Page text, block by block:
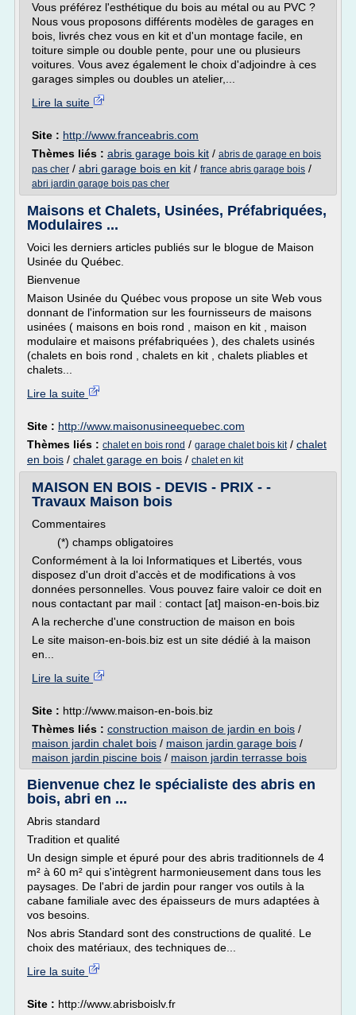
Vous préférez l'esthétique du bois au métal ou au PVC ?
Nous vous proposons différents modèles de garages en
bois, livrés chez vous en kit et d'un montage facile, en
toiture simple ou double pente, pour une ou plusieurs
voitures. Vous avez également le choix d'adjoindre à ces
garages simples ou doubles un atelier,...
Lire la suite
Site : http://www.franceabris.com
Thèmes liés : abris garage bois kit / abris de garage en bois
pas cher / abri garage bois en kit / france abris garage bois /
abri jardin garage bois pas cher
Maisons et Chalets, Usinées, Préfabriquées,
Modulaires ...
Voici les derniers articles publiés sur le blogue de Maison
Usinée du Québec.
Bienvenue
Maison Usinée du Québec vous propose un site Web vous
donnant de l'information sur les fournisseurs de maisons
usinées ( maisons en bois rond , maison en kit , maison
modulaire et maisons préfabriquées ), des chalets usinés
(chalets en bois rond , chalets en kit , chalets pliables et
chalets...
Lire la suite
Site : http://www.maisonusineequebec.com
Thèmes liés : chalet en bois rond / garage chalet bois kit/ chalet
en bois / chalet garage en bois / chalet en kit
MAISON EN BOIS - DEVIS - PRIX - -
Travaux Maison bois
Commentaires
(*) champs obligatoires
Conformément à la loi Informatiques et Libertés, vous
disposez d'un droit d'accès et de modifications à vos
données personnelles. Vous pouvez faire valoir ce doit en
nous contactant par mail : contact [at] maison-en-bois.biz
A la recherche d'une construction de maison en bois
Le site maison-en-bois.biz est un site dédié à la maison
en...
Lire la suite
Site : http://www.maison-en-bois.biz
Thèmes liés : construction maison de jardin en bois /
maison jardin chalet bois / maison jardin garage bois /
maison jardin piscine bois / maison jardin terrasse bois
Bienvenue chez le spécialiste des abris en
bois, abri en ...
Abris standard
Tradition et qualité
Un design simple et épuré pour des abris traditionnels de 4
m² à 60 m² qui s'intègrent harmonieusement dans tous les
paysages. De l'abri de jardin pour ranger vos outils à la
cabane familiale avec des épaisseurs de murs adaptées à
vos besoins.
Nos abris Standard sont des constructions de qualité. Le
choix des matériaux, des techniques de...
Lire la suite
Site : http://www.abrisboislv.fr